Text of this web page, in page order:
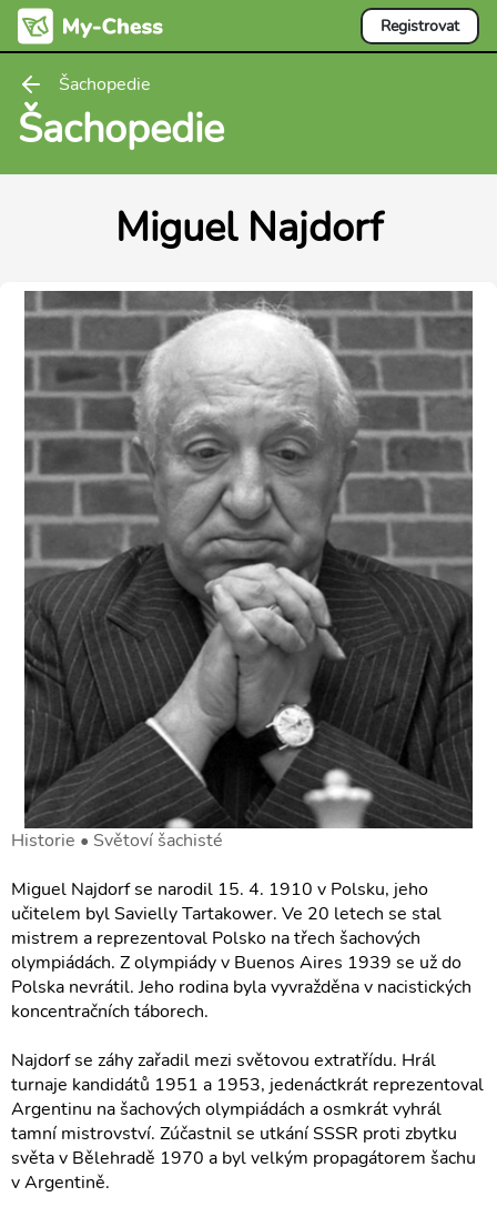
Registrovat
Šachopedie
Šachopedie
Miguel Najdorf
Historie • Světoví šachisté
Miguel Najdorf se narodil 15. 4. 1910 v Polsku, jeho
učitelem byl Savielly Tartakower. Ve 20 letech se stal
mistrem a reprezentoval Polsko na třech šachových
olympiádách. Z olympiády v Buenos Aires 1939 se už do
Polska nevrátil. Jeho rodina byla vyvražděna v nacistických
koncentračních táborech.
Najdorf se záhy zařadil mezi světovou extratřídu. Hrál
turnaje kandidátů 1951 a 1953, jedenáctkrát reprezentoval
Argentinu na šachových olympiádách a osmkrát vyhrál
tamní mistrovství. Zúčastnil se utkání SSSR proti zbytku
světa v Bělehradě 1970 a byl velkým propagátorem šachu
v Argentině.